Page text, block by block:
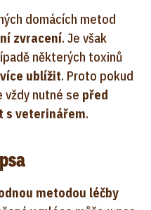
domácích metod
zvracení. Je však
některých toxinů
ublížit. Proto pokud
vždy nutné se před
s veterinářem.
metodou léčby